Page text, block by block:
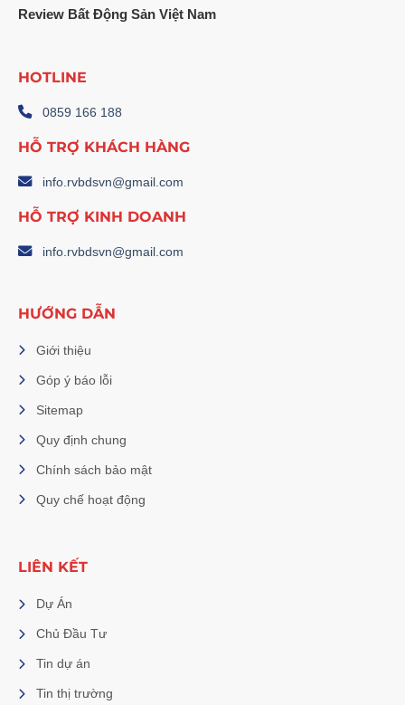
Review Bất Động Sản Việt Nam
HOTLINE
0859 166 188
HỖ TRỢ KHÁCH HÀNG
info.rvbdsvn@gmail.com
HỖ TRỢ KINH DOANH
info.rvbdsvn@gmail.com
HƯỚNG DẪN
Giới thiệu
Góp ý báo lỗi
Sitemap
Quy định chung
Chính sách bảo mật
Quy chế hoạt động
LIÊN KẾT
Dự Án
Chủ Đầu Tư
Tin dự án
Tin thị trường